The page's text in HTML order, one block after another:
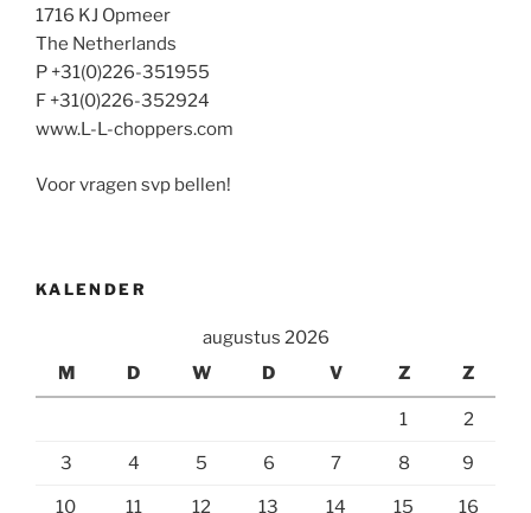
1716 KJ Opmeer
The Netherlands
P +31(0)226-351955
F +31(0)226-352924
www.L-L-choppers.com
Voor vragen svp bellen!
KALENDER
augustus 2026
M
D W D V Z Z
1 2
3 4 5 6 7 8 9
10 11 12 13 14 15 16